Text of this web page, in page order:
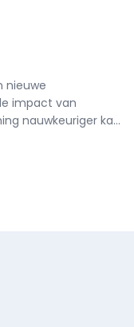
nieuwe
impact van
nauwkeuriger kan
het model
te nemen